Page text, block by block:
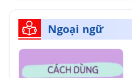
Ngoại ngữ